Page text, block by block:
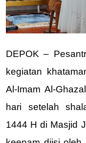
DEPOK –
kegiatan
Al-Imam Al-
hari setelah
1444 H di Masjid